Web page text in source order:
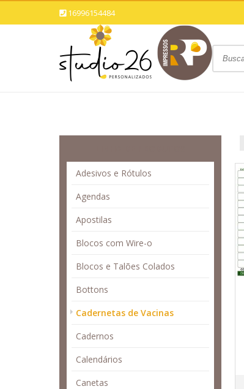
16996154484
Adesivos e Rótulos
Agendas
Apostilas
Blocos com Wire-o
Blocos e Talões Colados
Bottons
Cadernetas de Vacinas
Cadernos
Calendários
Canetas